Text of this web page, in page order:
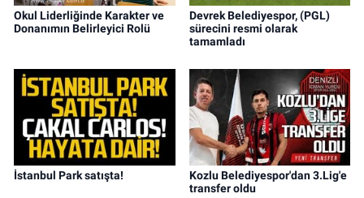
Okul Liderliğinde Karakter ve
Donanımın Belirleyici Rolü
Devrek Belediyespor, (PGL)
sürecini resmi olarak
tamamladı
İstanbul Park satışta!
Kozlu Belediyespor'dan 3.Lig'e
transfer oldu